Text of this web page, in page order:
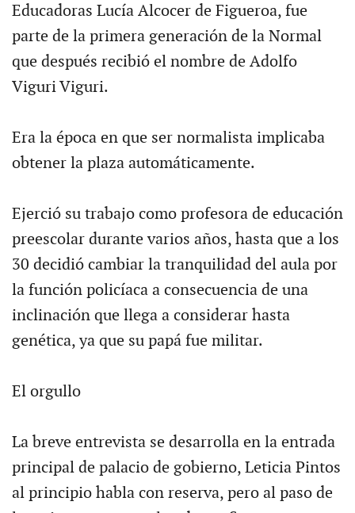
Educadoras Lucía Alcocer de Figueroa, fue
parte de la primera generación de la Normal
que después recibió el nombre de Adolfo
Viguri Viguri.
Era la época en que ser normalista implicaba
obtener la plaza automáticamente.
Ejerció su trabajo como profesora de educación
preescolar durante varios años, hasta que a los
30 decidió cambiar la tranquilidad del aula por
la función policíaca a consecuencia de una
inclinación que llega a considerar hasta
genética, ya que su papá fue militar.
El orgullo
La breve entrevista se desarrolla en la entrada
principal de palacio de gobierno, Leticia Pintos
al principio habla con reserva, pero al paso de